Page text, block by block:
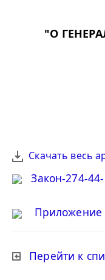
"О
Скачать весь
Закон-274-
Приложение
Перейти к